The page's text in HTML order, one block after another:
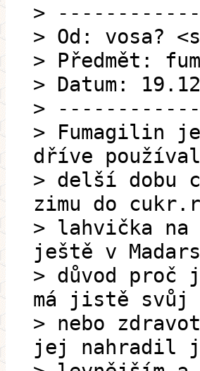
> ------------
> Od: vosa?
> Předmět:
> Datum:
>
> Fumagilin
dříve
> delší dobu
zimu do
> lahvička na
ještě v
> důvod proč
má jistě svůj
> nebo
jej nahradil